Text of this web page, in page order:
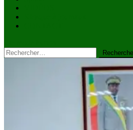
Rechercher :